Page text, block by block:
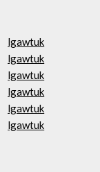
lgawtuk
lgawtuk
lgawtuk
lgawtuk
lgawtuk
lgawtuk